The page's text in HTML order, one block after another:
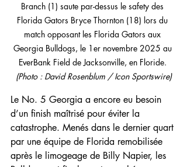
Branch (1) saute par-dessus le safety des
Florida Gators Bryce Thornton (18) lors du
match opposant les Florida Gators aux
Georgia Bulldogs, le 1er novembre 2025 au
EverBank Field de Jacksonville, en Floride.
(Photo : David Rosenblum / Icon Sportswire)
Le No. 5 Georgia a encore eu besoin
d’un finish maîtrisé pour éviter la
catastrophe. Menés dans le dernier quart
par une équipe de Florida remobilisée
après le limogeage de Billy Napier, les